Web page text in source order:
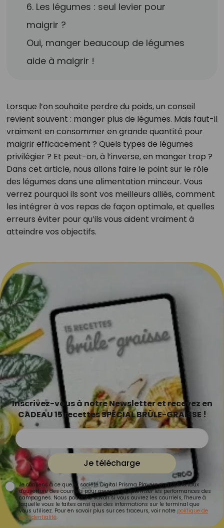
6. Les légumes : seul levier pour
maigrir ?
Oui, manger beaucoup de légumes
aide à maigrir !
Lorsque l’on souhaite perdre du poids, un conseil
revient souvent : manger plus de légumes. Mais faut-il
vraiment en consommer en grande quantité pour
maigrir efficacement ? Quels types de légumes
privilégier ? Et peut-on, à l’inverse, en manger trop ?
Dans cet article, nous allons faire le point sur le rôle
des légumes dans une alimentation minceur. Vous
verrez pourquoi ils sont vos meilleurs alliés, comment
les intégrer à vos repas de façon optimale, et quelles
erreurs éviter pour qu’ils vous aident vraiment à
atteindre vos objectifs.
Inscrivez-vous à notre Newsletter et recevez en
CADEAU 15 recettes SPÉCIAL BRÛLE-GRAISSE !
Je télécharge
Je consens à ce que la société Digital Prisma Players analyse le taux
d'ouverture des courriels pour mesurer et optimiser les performances des
campagnes. Nous pourrons savoir si vous ouvrez les courriels, l'heure à
laquelle vous le faites ainsi que des informations sur le terminal que
vous utilisez. Pour en savoir plus sur ces traceurs, voir notre politique de
confidentialité.